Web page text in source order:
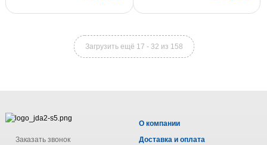
Загрузить ещё 17 - 32 из 158
Заказать звонок
О компании
Доставка и оплата